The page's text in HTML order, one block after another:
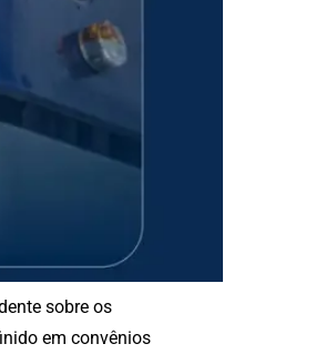
sobre os
em convênios